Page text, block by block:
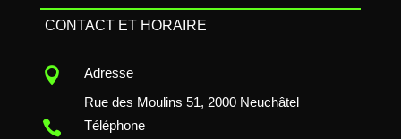
CONTACT ET HORAIRE

Adresse
Rue des Moulins 51, 2000 Neuchâtel
 Téléphone